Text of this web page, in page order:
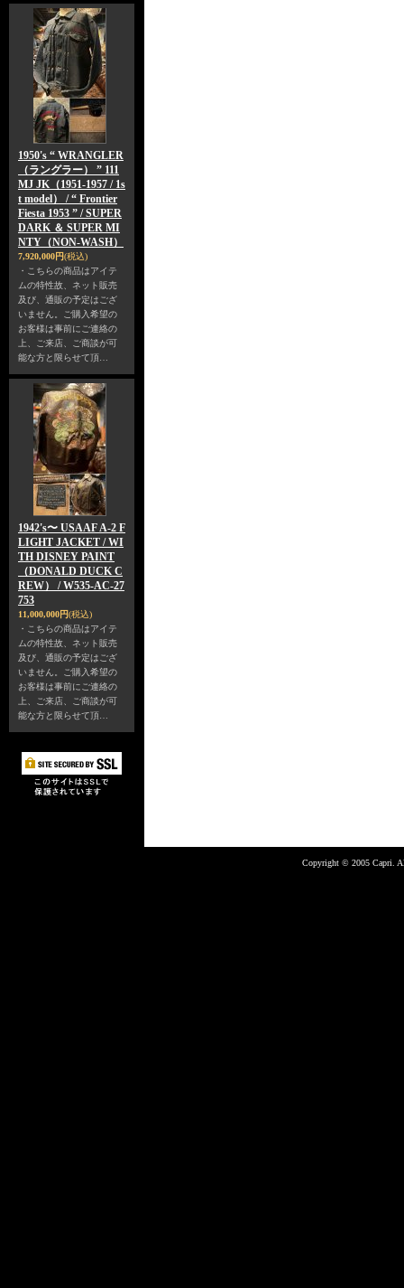
1950's “ WRANGLER
（ラングラー） ” 111
MJ JK（1951-1957 / 1s
t model） / “ Frontier
Fiesta 1953 ” / SUPER
DARK ＆ SUPER MI
NTY（NON-WASH）
7,920,000円(税込)
・こちらの商品はアイテ
ムの特性故、ネット販売
及び、通販の予定はござ
いません。ご購入希望の
お客様は事前にご連絡の
上、ご来店、ご商談が可
能な方と限らせて頂…
1942's〜 USAAF A-2 F
LIGHT JACKET / WI
TH DISNEY PAINT
（DONALD DUCK C
REW） / W535-AC-27
753
11,000,000円(税込)
・こちらの商品はアイテ
ムの特性故、ネット販売
及び、通販の予定はござ
いません。ご購入希望の
お客様は事前にご連絡の
上、ご来店、ご商談が可
能な方と限らせて頂…
Copyright © 2005 Capri.